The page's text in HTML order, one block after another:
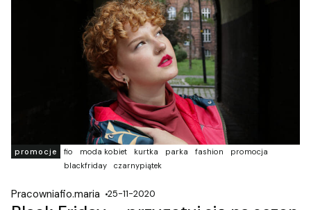
promocje fio moda kobiet kurtka parka fashion
promocja
blackfriday
czarnypiątek
Pracowniafio.maria 25-11-2020